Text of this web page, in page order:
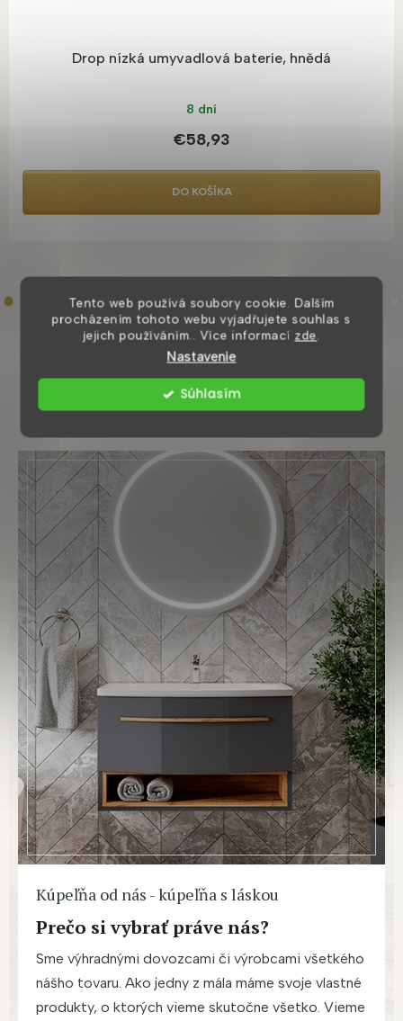
Tento web používá soubory cookie. Dalším
procházením tohoto webu vyjadřujete souhlas s
jejich používáním.. Více informací zde.
Nastavenie
Súhlasím
Drop nízká umyvadlová baterie, hnědá
8 dní
€58,93
DO KOŠÍKA
Kúpeľňa od nás - kúpeľňa s láskou
Prečo si vybrať práve nás?
Sme výhradnými dovozcami či výrobcami všetkého
nášho tovaru. Ako jedny z mála máme svoje vlastné
produkty, o ktorých vieme skutočne všetko. Vieme